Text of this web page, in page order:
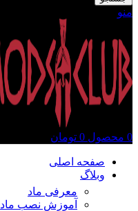
منو
0 محصول 0 تومان
صفحه اصلی
وبلاگ
معرفی ماد
آموزش نصب ماد